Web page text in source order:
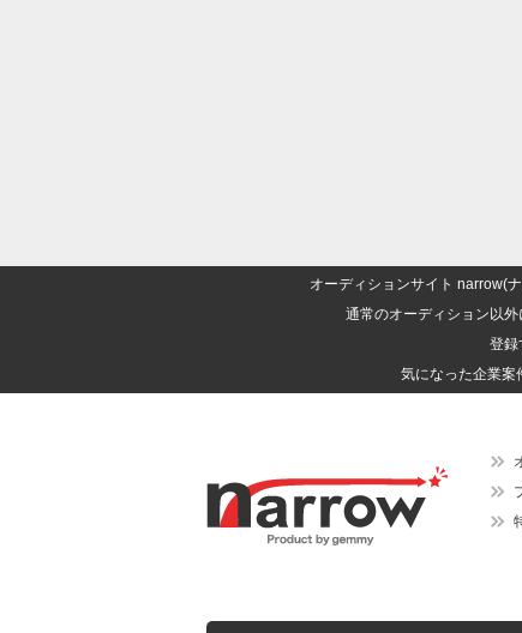
オーディションサイト narrow(
通常のオーディション以
登録
気になった企業案